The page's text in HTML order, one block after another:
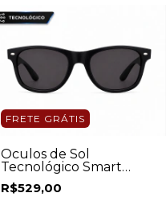
FRETE GRÁTIS
Óculos de Sol
Tecnológico Smart
Quadrado Preto Unissex
R$529,00